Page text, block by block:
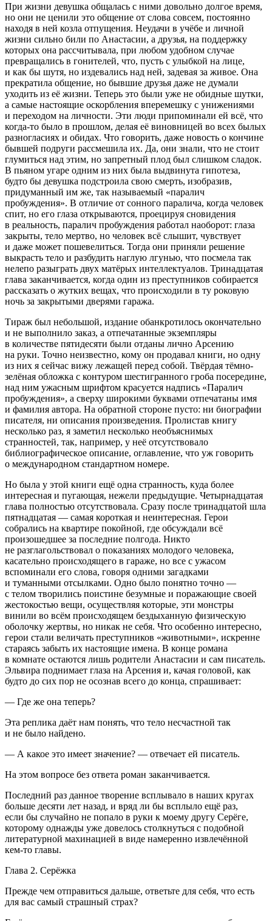
При жизни девушка общалась с ними довольно долгое время,
но они не ценили это общение от слова совсем, постоянно
находя в ней козла отпущения. Неудачи в учёбе и личной
жизни сильно били по Анастасии, а друзья, на поддержку
которых она рассчитывала, при любом удобном случае
превращались в гонителей, что, пусть с улыбкой на лице,
и как бы шутя, но издевались над ней, задевая за живое. Она
прекратила общение, но бывшие друзья даже не думали
уходить из её жизни. Теперь это были уже не обидные шутки,
а самые настоящие оскорбления вперемешку с унижениями
и переходом на личности. Эти люди припоминали ей всё, что
когда-то было в прошлом, делая её виновницей во всех былых
разногласиях и обидах. Что говорить, даже новость о кончине
бывшей подруги рассмешила их. Да, они знали, что не стоит
глумиться над этим, но запретный плод был слишком сладок.
В пьяном угаре одним из них была выдвинута гипотеза,
будто бы девушка подстроила свою смерть, изобразив,
придуманный им же, так называемый «паралич
пробуждения». В отличие от сонного паралича, когда человек
спит, но его глаза открываются, проецируя сновидения
в реальность, паралич пробуждения работал наоборот: глаза
закрыты, тело мертво, но человек всё слышит, чувствует
и даже может пошевелиться. Тогда они приняли решение
выкрасть тело и разбудить наглую лгунью, что посмела так
нелепо разыграть двух матёрых интеллектуалов. Тринадцатая
глава заканчивается, когда один из преступников собирается
рассказать о жутких вещах, что происходили в ту роковую
ночь за закрытыми дверями гаража.
Тираж был небольшой, издание обанкротилось окончательно
и не выполнило заказ, а отпечатанные экземпляры
в количестве пятидесяти были отданы лично Арсению
на руки. Точно неизвестно, кому он продавал книги, но одну
из них я сейчас вижу лежащей перед собой. Твёрдая тёмно-
зелёная обложка с контуром шестигранного гроба посередине,
над ним ужасным шрифтом красуется надпись «Паралич
пробуждения», а сверху широкими буквами отпечатаны имя
и фамилия автора. На обратной стороне пусто: ни биографии
писателя, ни описания произведения. Пролистав книгу
несколько раз, я заметил несколько необъяснимых
странностей, так, например, у неё отсутствовало
библиографическое описание, оглавление, что уж говорить
о международном стандартном номере.
Но была у этой книги ещё одна странность, куда более
интересная и пугающая, нежели предыдущие. Четырнадцатая
глава полностью отсутствовала. Сразу после тринадцатой шла
пятнадцатая — самая короткая и неинтересная. Герои
собрались на квартире покойной, где обсуждали всё
произошедшее за последние полгода. Никто
не разглагольствовал о показаниях молодого человека,
касательно происходящего в гараже, но все с ужасом
вспоминали его слова, говоря одними загадками
и туманными отсылками. Одно было понятно точно —
с телом творились поистине безумные и поражающие своей
жестокостью вещи, осуществляя которые, эти монстры
винили во всём происходящем бездыханную физическую
оболочку жертвы, но никак не себя. Что особенно интересно,
герои стали величать преступников «животными», искренне
стараясь забыть их настоящие имена. В конце романа
в комнате остаются лишь родители Анастасии и сам писатель.
Эльвира поднимает глаза на Арсения и, качая головой, как
будто до сих пор не осознав всего до конца, спрашивает:
— Где же она теперь?
Эта реплика даёт нам понять, что тело несчастной так
и не было найдено.
— А какое это имеет значение? — отвечает ей писатель.
На этом вопросе без ответа роман заканчивается.
Последний раз данное творение всплывало в наших кругах
больше десяти лет назад, и вряд ли бы всплыло ещё раз,
если бы случайно не попало в руки к моему другу Серёге,
которому однажды уже довелось столкнуться с подобной
литературной махинацией в виде намеренно извлечённой
кем-то главы.
Глава 2. Серёжка
Прежде чем отправиться дальше, ответьте для себя, что есть
для вас самый страшный страх?